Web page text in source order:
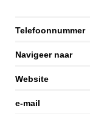
Telefoonnummer
Navigeer naar
Website
e-mail